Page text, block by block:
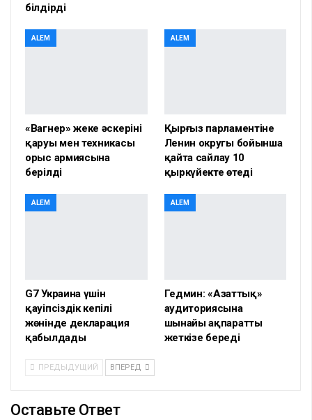
білдірді
ALEM
«Вагнер» жеке әскерінің
қаруы мен техникасы
орыс армиясына
берілді
ALEM
Қырғыз парламентіне
Ленин округы бойынша
қайта сайлау 10
қыркүйекте өтеді
ALEM
G7 Украина үшін
қауіпсіздік кепілі
жөнінде декларация
қабылдады
ALEM
Гедмин: «Азаттық»
аудиториясына
шынайы ақпаратты
жеткізе береді
ПРЕДЫДУЩИЙ ВПЕРЕД
Оставьте Ответ